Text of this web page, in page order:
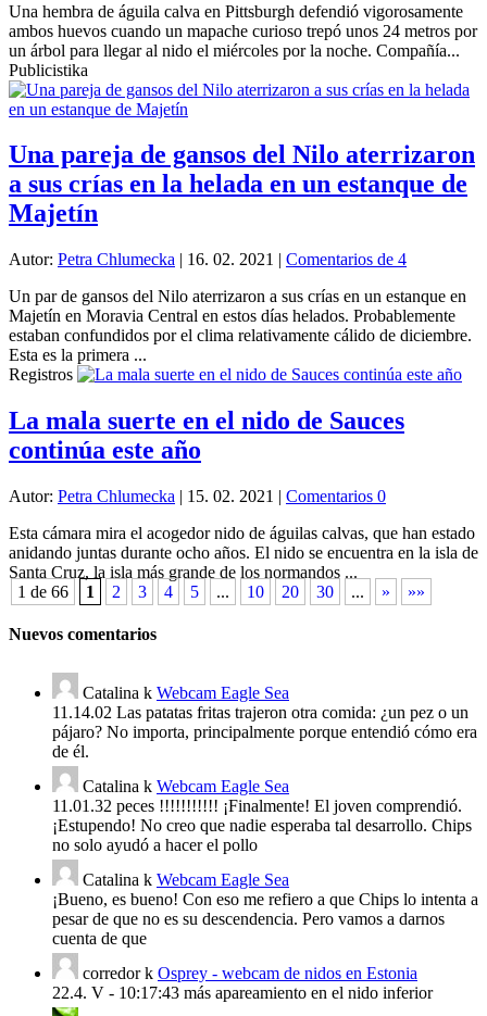
Una hembra de águila calva en Pittsburgh defendió vigorosamente
ambos huevos cuando un mapache curioso trepó unos 24 metros por
un árbol para llegar al nido el miércoles por la noche. Compañía...
Publicistika
Una pareja de gansos del Nilo aterrizaron
a sus crías en la helada en un estanque de
Majetín
Autor: Petra Chlumecka | 16. 02. 2021 | Comentarios de 4
Un par de gansos del Nilo aterrizaron a sus crías en un estanque en
Majetín en Moravia Central en estos días helados. Probablemente
estaban confundidos por el clima relativamente cálido de diciembre.
Esta es la primera ...
Registros
La mala suerte en el nido de Sauces
continúa este año
Autor: Petra Chlumecka | 15. 02. 2021 | Comentarios 0
Esta cámara mira el acogedor nido de águilas calvas, que han estado
anidando juntas durante ocho años. El nido se encuentra en la isla de
Santa Cruz, la isla más grande de los normandos ...
1 de 66
1 2 3 4 5 ... 10 20 30 ... » »»
Nuevos comentarios
Catalina k Webcam Eagle Sea
11.14.02 Las patatas fritas trajeron otra comida: ¿un pez o un
pájaro? No importa, principalmente porque entendió cómo era
de él.
Catalina k Webcam Eagle Sea
11.01.32 peces !!!!!!!!!!! ¡Finalmente! El joven comprendió.
¡Estupendo! No creo que nadie esperaba tal desarrollo. Chips
no solo ayudó a hacer el pollo
Catalina k Webcam Eagle Sea
¡Bueno, es bueno! Con eso me refiero a que Chips lo intenta a
pesar de que no es su descendencia. Pero vamos a darnos
cuenta de que
corredork Osprey - webcam de nidos en Estonia
22.4. V - 10:17:43 más apareamiento en el nido inferior